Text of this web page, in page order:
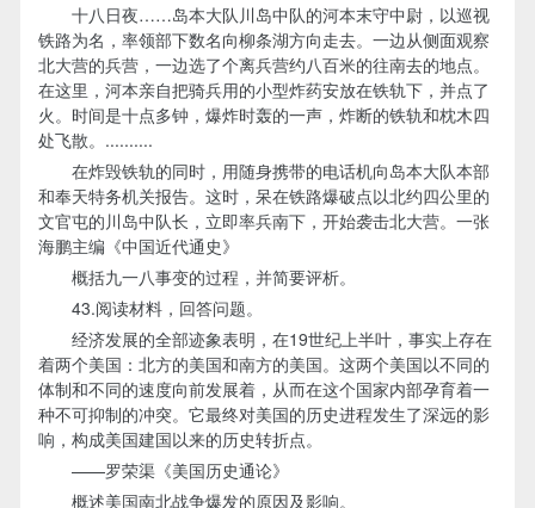
十八日夜……岛本大队川岛中队的河本末守中尉，以巡视
铁路为名，率领部下数名向柳条湖方向走去。一边从侧面观察
北大营的兵营，一边选了个离兵营约八百米的往南去的地点。
在这里，河本亲自把骑兵用的小型炸药安放在铁轨下，并点了
火。时间是十点多钟，爆炸时轰的一声，炸断的铁轨和枕木四
处飞散。..........
在炸毁铁轨的同时，用随身携带的电话机向岛本大队本部
和奉天特务机关报告。这时，呆在铁路爆破点以北约四公里的
文官屯的川岛中队长，立即率兵南下，开始袭击北大营。一张
海鹏主编《中国近代通史》
概括九一八事变的过程，并简要评析。
43.阅读材料，回答问题。
经济发展的全部迹象表明，在19世纪上半叶，事实上存在
着两个美国：北方的美国和南方的美国。这两个美国以不同的
体制和不同的速度向前发展着，从而在这个国家内部孕育着一
种不可抑制的冲突。它最终对美国的历史进程发生了深远的影
响，构成美国建国以来的历史转折点。
——罗荣渠《美国历史通论》
概述美国南北战争爆发的原因及影响。